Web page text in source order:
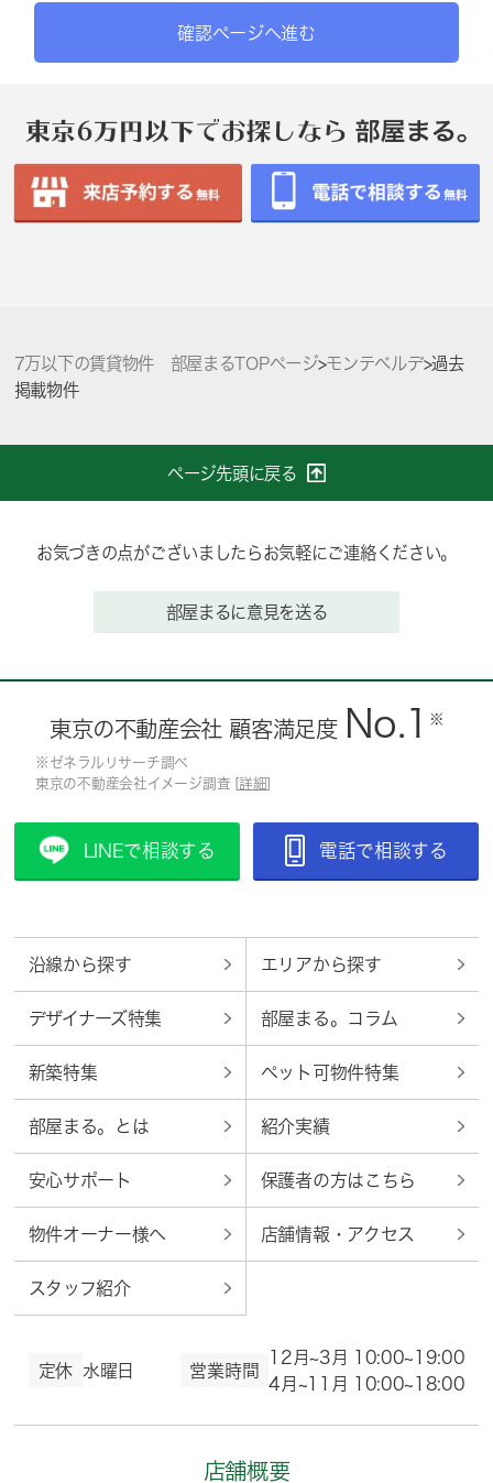
確認ページへ進む
7万以下の賃貸物件 部屋まるTOPページ>モンテベルデ>過去
掲載物件
ページ先頭に戻る
お気づきの点がございましたらお気軽にご連絡ください。
部屋まるに意見を送る
東京の不動産会社 顧客満足度 No.1 ※
※ゼネラルリサーチ調べ
東京の不動産会社イメージ調査 [ 詳細
LINEで相談する 電話で相談する
沿線から探す エリアから探す
デザイナーズ特集 部屋まる。コラム
新築特集 ペット可物件特集
部屋まる。とは 紹介実績
安心サポート 保護者の方はこちら
物件オーナー様へ 店舗情報・アクセス
スタッフ紹介
定休 水曜日 営業時間
12月~3月 10:00~19:00
4月~11月 10:00~18:00
店舗概要